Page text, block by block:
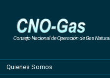
Quienes Somos